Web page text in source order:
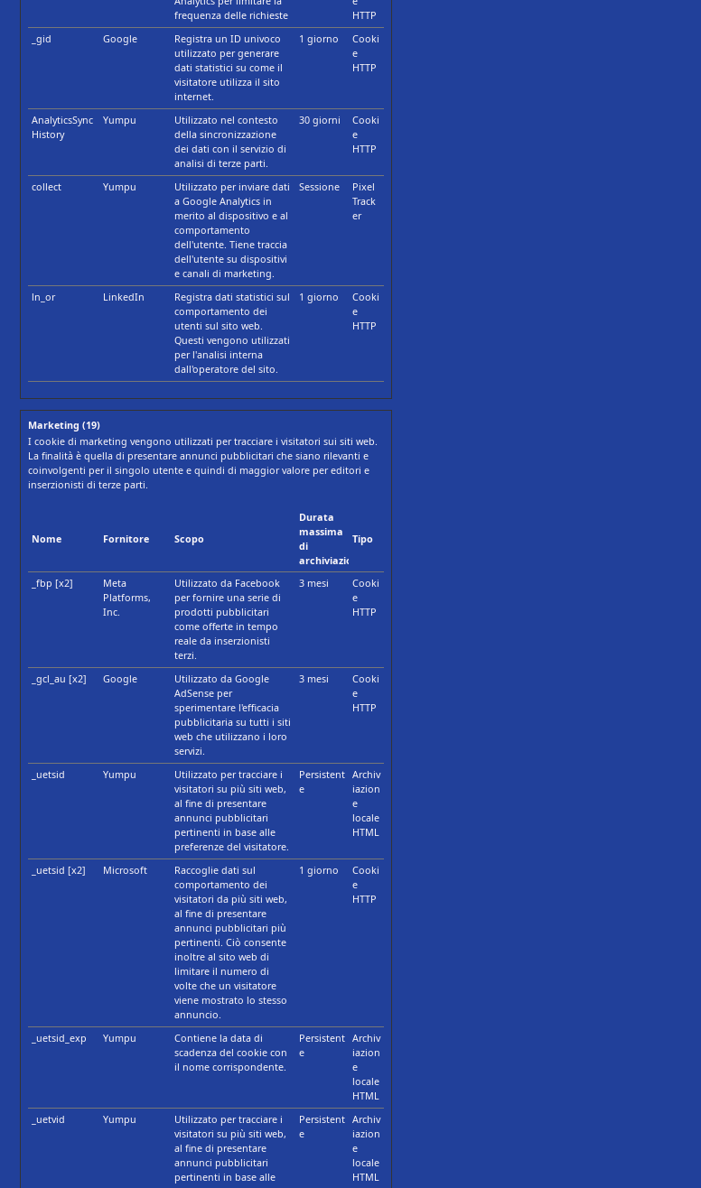
frequenza delle richieste
HTTP
_gid
Google
Registra un ID univoco
utilizzato per generare
dati statistici su come il
visitatore utilizza il sito
internet.
1 giorno
Cooki
e
HTTP
AnalyticsSync
History
Yumpu
Utilizzato nel contesto
della sincronizzazione
dei dati con il servizio di
analisi di terze parti.
30 giorni
Cooki
e
HTTP
collect Yumpu
Utilizzato per inviare dati
a Google Analytics in
merito al dispositivo e al
comportamento
dell'utente. Tiene traccia
dell'utente su dispositivi
e canali di marketing.
Sessione
Pixel
Track
er
ln_or LinkedIn
Registra dati statistici sul
comportamento dei
utenti sul sito web.
Questi vengono utilizzati
per l'analisi interna
dall'operatore del sito.
1 giorno
Cooki
e
HTTP
Marketing (19)
I cookie di marketing vengono utilizzati per tracciare i visitatori sui siti web.
La finalità è quella di presentare annunci pubblicitari che siano rilevanti e
coinvolgenti per il singolo utente e quindi di maggior valore per editori e
inserzionisti di terze parti.
Nome Fornitore Scopo
Durata
massima
di
archiviazione
Tipo
_fbp [x2]
Meta
Platforms,
Inc.
Utilizzato da Facebook
per fornire una serie di
prodotti pubblicitari
come offerte in tempo
reale da inserzionisti
terzi.
3 mesi
Cooki
e
HTTP
_gcl_au [x2] Google
Utilizzato da Google
AdSense per
sperimentare l'efficacia
pubblicitaria su tutti i siti
web che utilizzano i loro
servizi.
3 mesi
Cooki
e
HTTP
_uetsid Yumpu
Utilizzato per tracciare i
visitatori su più siti web,
al fine di presentare
annunci pubblicitari
pertinenti in base alle
preferenze del visitatore.
Persistent
e
Archiv
iazion
e
locale
HTML
_uetsid [x2] Microsoft
Raccoglie dati sul
comportamento dei
visitatori da più siti web,
al fine di presentare
annunci pubblicitari più
pertinenti. Ciò consente
inoltre al sito web di
limitare il numero di
volte che un visitatore
viene mostrato lo stesso
annuncio.
1 giorno
Cooki
e
HTTP
_uetsid_exp Yumpu
Contiene la data di
scadenza del cookie con
il nome corrispondente.
Persistent
e
Archiv
iazion
e
locale
HTML
_uetvid
Yumpu
Utilizzato per tracciare i
visitatori su più siti web,
al fine di presentare
annunci pubblicitari
pertinenti in base alle
Persistent
e
Archiv
iazion
e
locale
HTML